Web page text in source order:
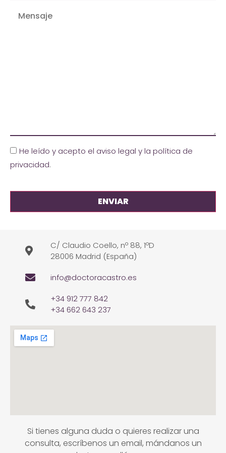
He leído y acepto el aviso legal y la política de
privacidad.
Si tienes alguna duda o quieres realizar una
consulta, escríbenos un email, mándanos un
C/ Claudio Coello, nº 88, 1ºD
28006 Madrid (España)
info@doctoracastro.es
+34 912 777 842
+34 662 643 237